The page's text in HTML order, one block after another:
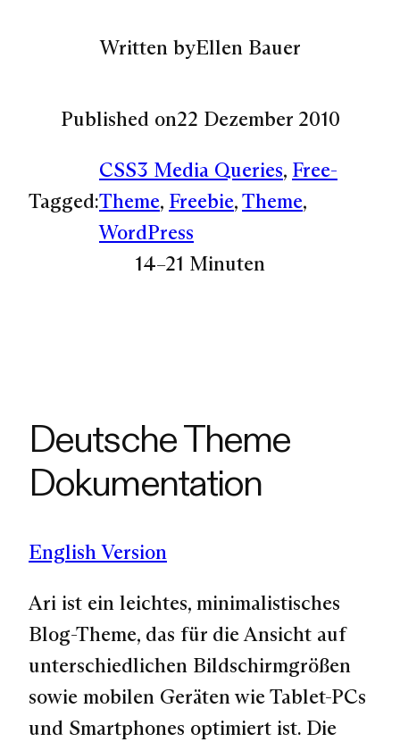
Written byEllen Bauer
Published on22 Dezember 2010
Tagged:
CSS3 Media Queries, Free-
Theme, Freebie, Theme
WordPress
14–21 Minuten
Deutsche Theme
Dokumentation
English Version
Ari ist ein leichtes, minimalistisches
Blog-Theme, das für die Ansicht auf
unterschiedlichen Bildschirmgrößen
sowie mobilen Geräten wie Tablet-PCs
und Smartphones optimiert ist. Die